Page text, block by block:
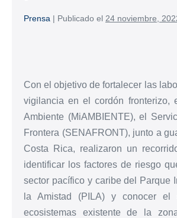
Prensa | Publicado el 24 noviembre,
Con el objetivo de fortalecer las
vigilancia en el cordón fronterizo,
Ambiente (MiAMBIENTE), el
Frontera (SENAFRONT), junto a
Costa Rica, realizaron un
identificar los factores de riesgo
sector pacífico y caribe del Parque
la Amistad (PILA) y conocer el
ecosistemas existente de la